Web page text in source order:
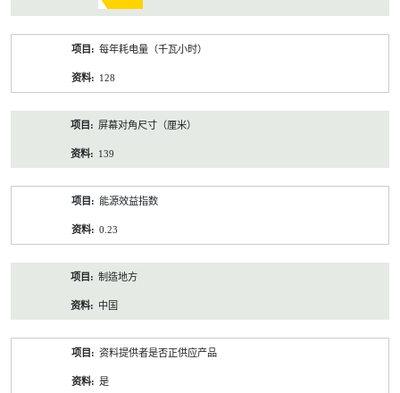
每年耗电量（千瓦小时）
128
屏幕对角尺寸（厘米）
139
能源效益指数
0.23
制造地方
中国
资料提供者是否正供应产品
是